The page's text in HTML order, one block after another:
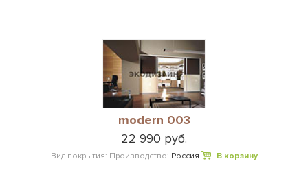
modern 003
22 990 руб.
Вид покрытия: Производство: Россия В корзину